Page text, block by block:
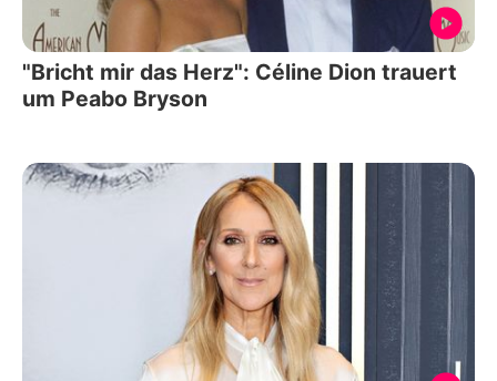
"Bricht mir das Herz": Céline Dion trauert
um Peabo Bryson